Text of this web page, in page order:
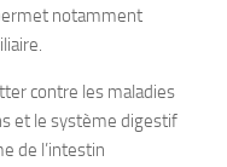
notamment
contre les maladies
et le système digestif
de l’intestin